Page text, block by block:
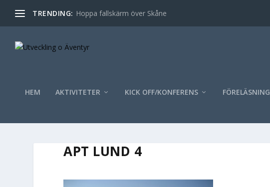
TRENDING: Hoppa fallskärm över Skåne
HEM AKTIVITETER KICK OFF/KONFERENS FÖRELÄSNING
APT LUND 4